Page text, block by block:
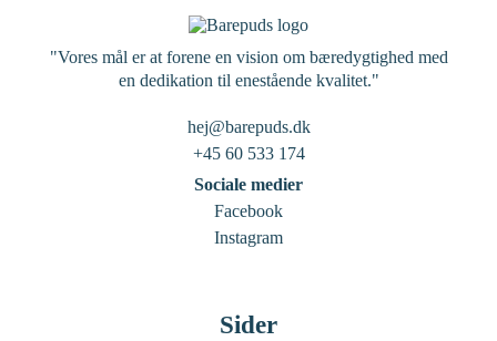
"Vores mål er at forene en vision om bæredygtighed med
en dedikation til enestående kvalitet."
hej@barepuds.dk
+45 60 533 174
Sociale medier
Facebook
Instagram
Sider